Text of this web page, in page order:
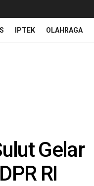
IPTEK OLAHRAGA
Gelar
RI